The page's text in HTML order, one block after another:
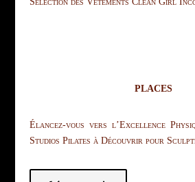
PLACES
Élancez-vous vers l’Excellence
Studios Pilates à Découvrir pour